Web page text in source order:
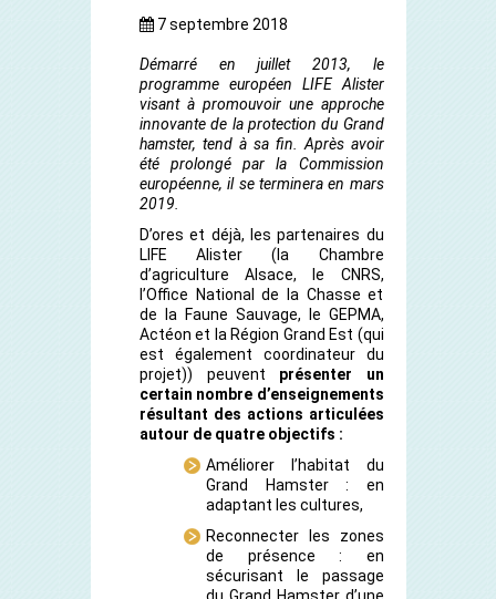
7 septembre 2018
Démarré en juillet 2013, le
programme européen LIFE Alister
visant à promouvoir une approche
innovante de la protection du Grand
hamster, tend à sa fin. Après avoir
été prolongé par la Commission
européenne, il se terminera en mars
2019.
D’ores et déjà, les partenaires du
LIFE Alister (la Chambre
d’agriculture Alsace, le CNRS,
l’Office National de la Chasse et
de la Faune Sauvage, le GEPMA,
Actéon et la Région Grand Est (qui
est également coordinateur du
projet)) peuvent présenter un
certain nombre d’enseignements
résultant des actions articulées
autour de quatre objectifs :
Améliorer l’habitat du
Grand Hamster : en
adaptant les cultures,
Reconnecter les zones
de présence : en
sécurisant le passage